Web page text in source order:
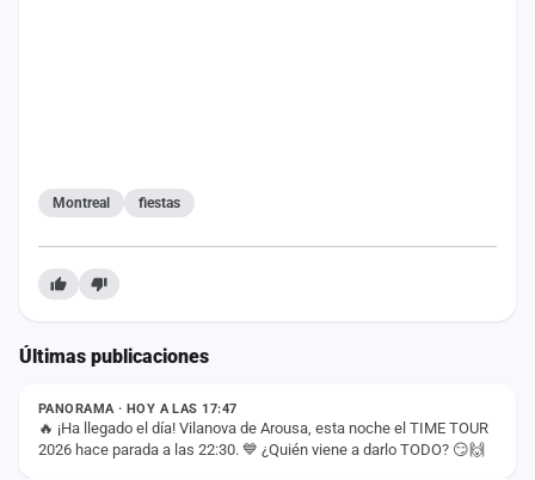
Montreal fiestas
Últimas publicaciones
ESTADO
PANORAMA · HOY A LAS 17:47
🔥 ¡Ha llegado el día! Vilanova de Arousa, esta noche el TIME TOUR
2026 hace parada a las 22:30. 💙 ¿Quién viene a darlo TODO? 😏🙌
ESTADO
Contacto